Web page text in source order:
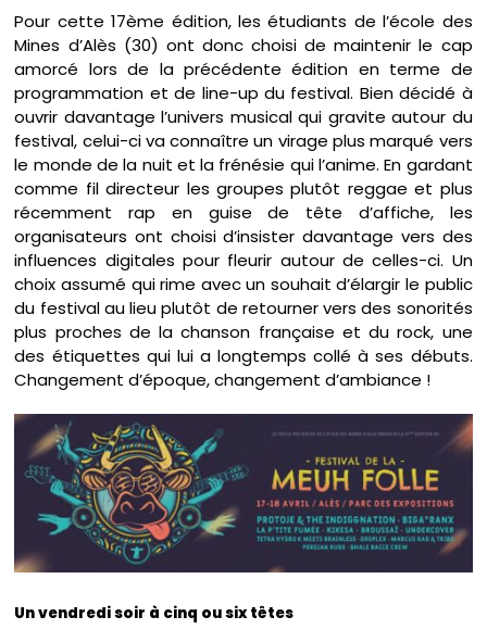
Pour cette 17ème édition, les étudiants de l’école des
Mines d’Alès (30) ont donc choisi de maintenir le cap
amorcé lors de la précédente édition en terme de
programmation et de line-up du festival. Bien décidé à
ouvrir davantage l’univers musical qui gravite autour du
festival, celui-ci va connaître un virage plus marqué vers
le monde de la nuit et la frénésie qui l’anime. En gardant
comme fil directeur les groupes plutôt reggae et plus
récemment rap en guise de tête d’affiche, les
organisateurs ont choisi d’insister davantage vers des
influences digitales pour fleurir autour de celles-ci. Un
choix assumé qui rime avec un souhait d’élargir le public
du festival au lieu plutôt de retourner vers des sonorités
plus proches de la chanson française et du rock, une
des étiquettes qui lui a longtemps collé à ses débuts.
Changement d’époque, changement d’ambiance !
Un vendredi soir à cinq ou six têtes